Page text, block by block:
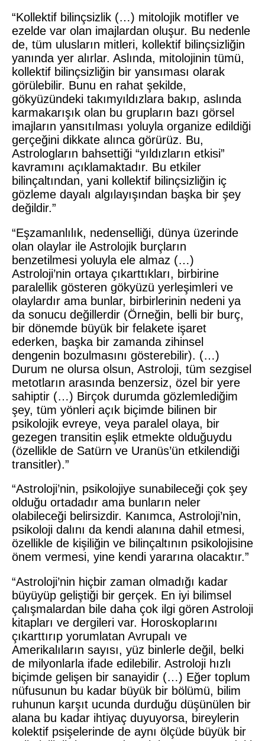
“Kollektif bilinçsizlik (…) mitolojik motifler ve
ezelde var olan imajlardan oluşur. Bu nedenle
de, tüm ulusların mitleri, kollektif bilinçsizliğin
yanında yer alırlar. Aslında, mitolojinin tümü,
kollektif bilinçsizliğin bir yansıması olarak
görülebilir. Bunu en rahat şekilde,
gökyüzündeki takımyıldızlara bakıp, aslında
karmakarışık olan bu grupların bazı görsel
imajların yansıtılması yoluyla organize edildiği
gerçeğini dikkate alınca görürüz. Bu,
Astrologların bahsettiği “yıldızların etkisi”
kavramını açıklamaktadır. Bu etkiler
bilinçaltından, yani kollektif bilinçsizliğin iç
gözleme dayalı algılayışından başka bir şey
değildir.”
“Eşzamanlılık, nedenselliği, dünya üzerinde
olan olaylar ile Astrolojik burçların
benzetilmesi yoluyla ele almaz (…)
Astroloji’nin ortaya çıkarttıkları, birbirine
paralellik gösteren gökyüzü yerleşimleri ve
olaylardır ama bunlar, birbirlerinin nedeni ya
da sonucu değillerdir (Örneğin, belli bir burç,
bir dönemde büyük bir felakete işaret
ederken, başka bir zamanda zihinsel
dengenin bozulmasını gösterebilir). (…)
Durum ne olursa olsun, Astroloji, tüm sezgisel
metotların arasında benzersiz, özel bir yere
sahiptir (…) Birçok durumda gözlemlediğim
şey, tüm yönleri açık biçimde bilinen bir
psikolojik evreye, veya paralel olaya, bir
gezegen transitin eşlik etmekte olduğuydu
(özellikle de Satürn ve Uranüs’ün etkilendiği
transitler).”
“Astroloji’nin, psikolojiye sunabileceği çok şey
olduğu ortadadır ama bunların neler
olabileceği belirsizdir. Kanımca, Astroloji’nin,
psikoloji dalını da kendi alanına dahil etmesi,
özellikle de kişiliğin ve bilinçaltının psikolojisine
önem vermesi, yine kendi yararına olacaktır.”
“Astroloji’nin hiçbir zaman olmadığı kadar
büyüyüp geliştiği bir gerçek. En iyi bilimsel
çalışmalardan bile daha çok ilgi gören Astroloji
kitapları ve dergileri var. Horoskoplarını
çıkarttırıp yorumlatan Avrupalı ve
Amerikalıların sayısı, yüz binlerle değil, belki
de milyonlarla ifade edilebilir. Astroloji hızlı
biçimde gelişen bir sanayidir (…) Eğer toplum
nüfusunun bu kadar büyük bir bölümü, bilim
ruhunun karşıt ucunda durduğu düşünülen bir
alana bu kadar ihtiyaç duyuyorsa, bireylerin
kolektif psişelerinde de aynı ölçüde büyük bir